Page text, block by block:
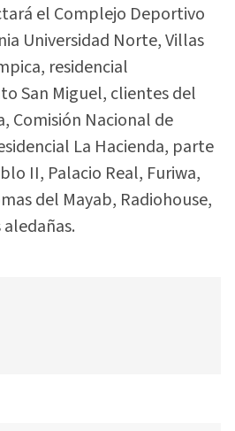
el Complejo Deportivo
Universidad Norte, Villas
residencial
San Miguel, clientes del
Comisión Nacional de
La Hacienda, parte
II, Palacio Real, Furiwa,
del Mayab, Radiohouse,